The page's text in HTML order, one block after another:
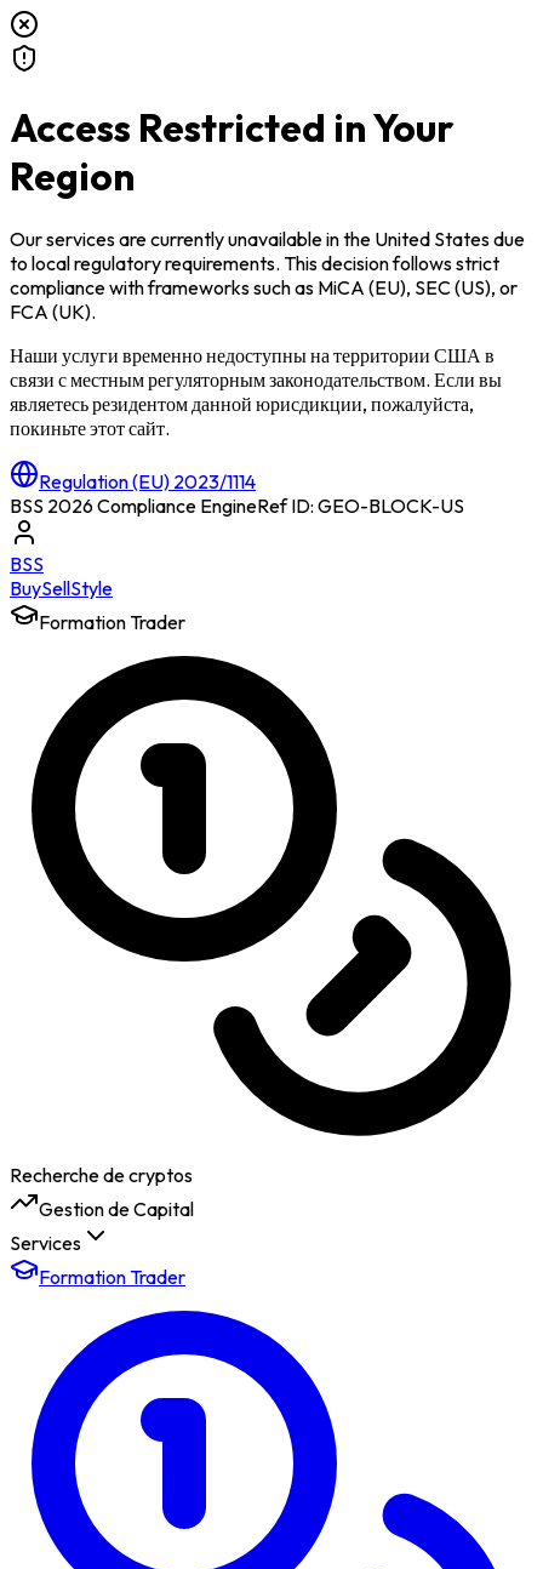
Access Restricted in Your
Region
Our services are currently unavailable inthe United Statesdue
to local regulatory requirements. This decision follows strict
compliance with frameworks such as MiCA (EU), SEC (US), or
FCA (UK).
Наши услуги временно недоступны на территории США в
связи с местным регуляторным законодательством. Если вы
являетесь резидентом данной юрисдикции, пожалуйста,
покиньте этот сайт.
Regulation (EU) 2023/1114
BSS 2026 Compliance EngineRef ID: GEO-BLOCK-US
BSS
BuySellStyle
Formation Trader
Recherche de cryptos
Gestion de Capital
Services
Formation Trader